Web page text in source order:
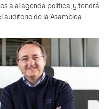
a al agenda política, y tendrá
auditorio de la Asamblea